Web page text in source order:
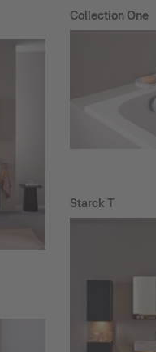
Collection One
Starck T